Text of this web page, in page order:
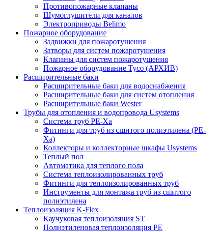
Противопожарные клапаны
Шумоглушители для каналов
Электроприводы Belimo
Пожарное оборудование
Задвижки для пожаротушения
Затворы для систем пожаротушения
Клапаны для систем пожаротушения
Пожарное оборудование Tyco (АРХИВ)
Расширительные баки
Расширительные баки для водоснабжения
Расширительные баки для систем отопления
Расширительные баки Wester
Трубы для отопления и водопровода Usystems
Система труб PE-Xa
Фитинги для труб из сшитого полиэтилена (PE-
Xa)
Коллекторы и коллекторные шкафы Usystems
Теплый пол
Автоматика для теплого пола
Система теплоизолированных труб
Фитинги для теплоизолированных труб
Инструменты для монтажа труб из сшитого
полиэтилена
Теплоизоляция K-Flex
Каучуковая теплоизоляция ST
Полиэтиленовая теплоизоляция PE